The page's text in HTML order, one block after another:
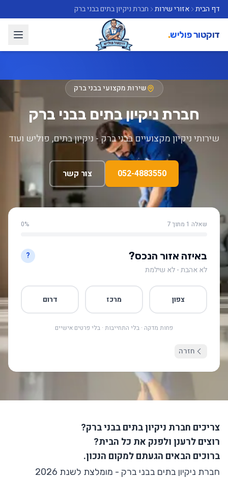
דף הבית אזורי שירות חברת ניקיון בתים בבני ברק
דוקטור פוליש.
שירות מקצועי בבני ברק
חברת ניקיון בתים בבני ברק
שירותי ניקיון מקצועיים בבני ברק - ניקיון בתים, פוליש ועוד
052-4883550 צור קשר
שאלה 1 מתוך 7 0%
באיזה אזור הנכס?
?
לא אהבת - לא שילמת
צפון מרכז דרום
פחות מדקה · בלי התחייבות · בלי פרטים אישיים
חזרה
צריכים חברת ניקיון בתים בבני ברק?
רוצים לרענן ולפנק את כל הבית?
ברוכים הבאים הגעתם למקום הנכון.
חברת ניקיון בתים בבני ברק - מומלצת לשנת 2026